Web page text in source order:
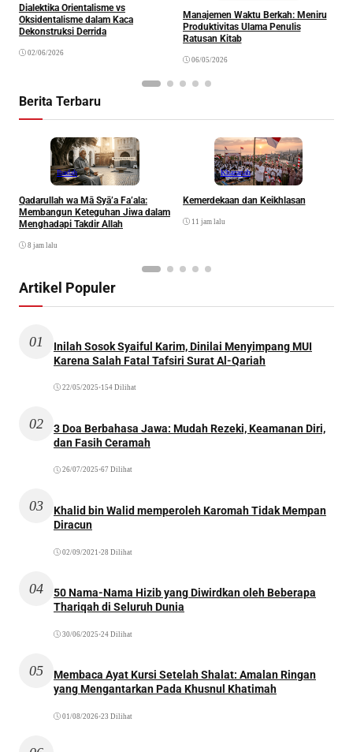
Dialektika Orientalisme vs
Oksidentalisme dalam Kaca
Dekonstruksi Derrida
02/06/2026
Manajemen Waktu Berkah: Meniru
Produktivitas Ulama Penulis
Ratusan Kitab
06/05/2026
Berita Terbaru
Ibadah
Qadarullah wa Mā Syā’a Fa’ala:
Membangun Keteguhan Jiwa dalam
Menghadapi Takdir Allah
8 jam lalu
Khazanah
Kemerdekaan dan Keikhlasan
11 jam lalu
Artikel Populer
01
Inilah Sosok Syaiful Karim, Dinilai Menyimpang MUI
Karena Salah Fatal Tafsiri Surat Al-Qariah
22/05/2025 •154 Dilihat
02
3 Doa Berbahasa Jawa: Mudah Rezeki, Keamanan Diri,
dan Fasih Ceramah
26/07/2025 •67 Dilihat
03
Khalid bin Walid memperoleh Karomah Tidak Mempan
Diracun
02/09/2021 •28 Dilihat
04
50 Nama-Nama Hizib yang Diwirdkan oleh Beberapa
Thariqah di Seluruh Dunia
30/06/2025 •24 Dilihat
05
Membaca Ayat Kursi Setelah Shalat: Amalan Ringan
yang Mengantarkan Pada Khusnul Khatimah
01/08/2026•23 Dilihat